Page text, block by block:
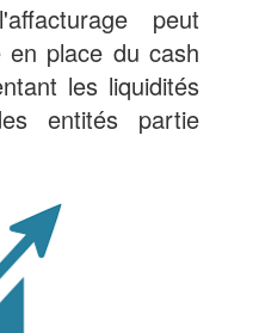
peut
place du cash
les liquidités
entités partie